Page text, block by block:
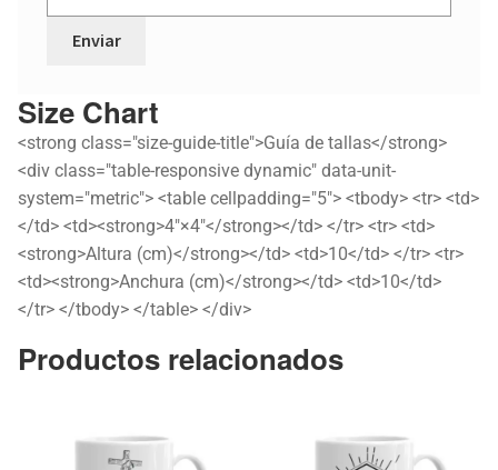
Size Chart
<strong class="size-guide-title">Guía de tallas</strong>
<div class="table-responsive dynamic" data-unit-
system="metric"> <table cellpadding="5"> <tbody> <tr> <td>
</td> <td><strong>4″×4″</strong></td> </tr> <tr> <td>
<strong>Altura (cm)</strong></td> <td>10</td> </tr> <tr>
<td><strong>Anchura (cm)</strong></td> <td>10</td>
</tr> </tbody> </table> </div>
Productos relacionados